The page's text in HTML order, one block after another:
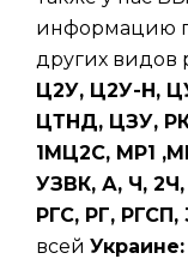
информацию
других видов
Ц2У, Ц2У-Н,
ЦТНД, ЦЗУ,
1МЦ2С, МР1
УЗВК, А, Ч, 2Ч,
РГС, РГ,
всей